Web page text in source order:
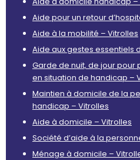
Aide pour un retour
Aide à la mobilité – Vitrolles
Aide aux gestes essentiels
Garde de nuit, de jour
en situation de handicap –
Maintien à domicile de la
handicap – Vitrolles
Aide à domicile – Vitrolles
Société d’aide à la
Ménage à domicile –